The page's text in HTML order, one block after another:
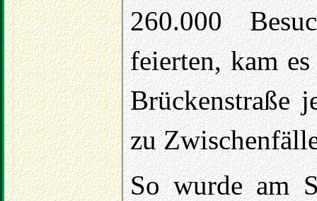
260.000
feierten, kam
Brückenstraße
zu
So wurde am